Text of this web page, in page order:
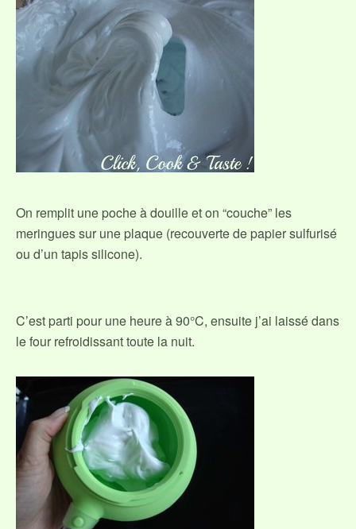
On remplit une poche à douille et on “couche” les
meringues sur une plaque (recouverte de papier sulfurisé
ou d’un tapis silicone).
C’est parti pour une heure à 90°C, ensuite j’ai laissé dans
le four refroidissant toute la nuit.